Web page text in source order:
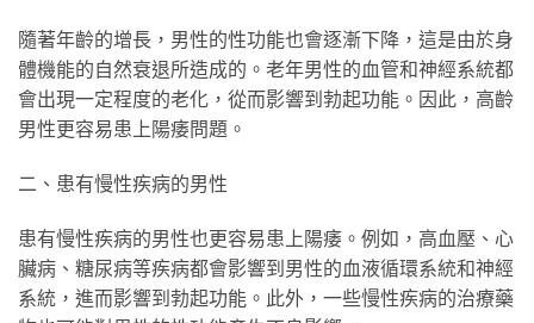
隨著年齡的增長，男性的性功能也會逐漸下降，這是由於身
體機能的自然衰退所造成的。老年男性的血管和神經系統都
會出現一定程度的老化，從而影響到勃起功能。因此，高齡
男性更容易患上陽痿問題。
二、患有慢性疾病的男性
患有慢性疾病的男性也更容易患上陽痿。例如，高血壓、心
臟病、糖尿病等疾病都會影響到男性的血液循環系統和神經
系統，進而影響到勃起功能。此外，一些慢性疾病的治療藥